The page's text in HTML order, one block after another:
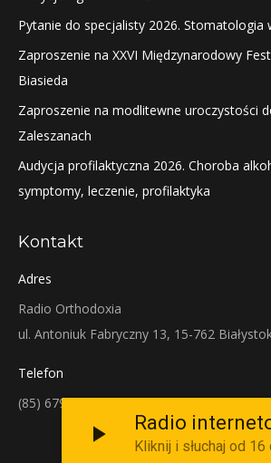
Pytanie do specjalisty 2026. Stomatologia
Zaproszenie na XXVI Międzynarodowy
Biasieda
Zaproszenie na modlitewne uroczystości
Zaleszanach
Audycja profilaktyczna 2026. Choroba
symptomy, leczenie, profilaktyka
Kontakt
Adres
Radio Orthodoxia
ul. Antoniuk Fabryczny 13, 15-762
Telefon
(85) 679-38-38
Radio
Kliknij i słuchaj od 16